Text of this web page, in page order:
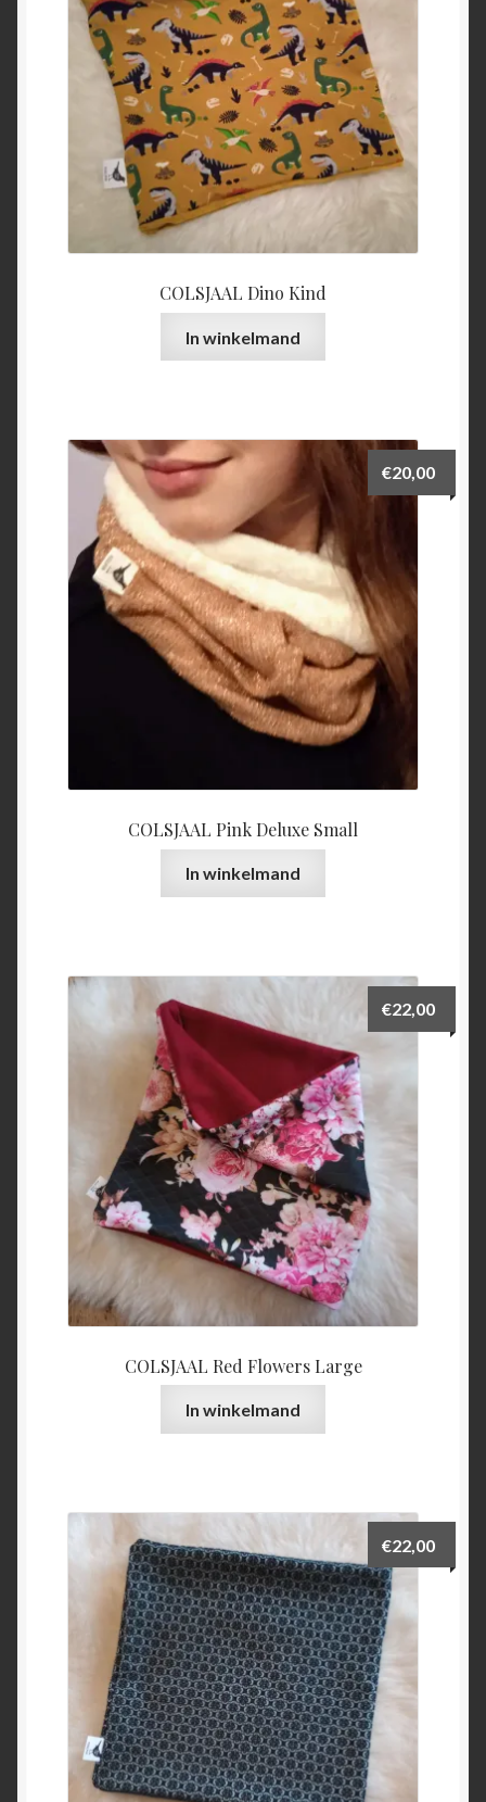
COLSJAAL Dino Kind
In winkelmand
COLSJAAL Pink Deluxe Small
€20,00
In winkelmand
COLSJAAL Red Flowers Large
€22,00
In winkelmand
€22,00